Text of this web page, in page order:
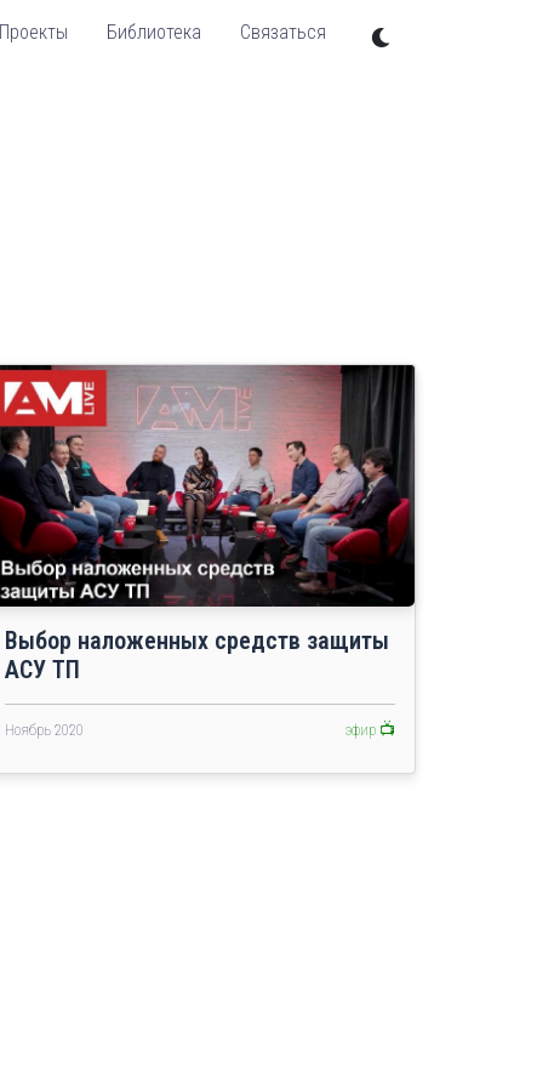
Проекты Библиотека Связаться
Выбор наложенных средств защиты
АСУ ТП
Ноябрь 2020 эфир 📺